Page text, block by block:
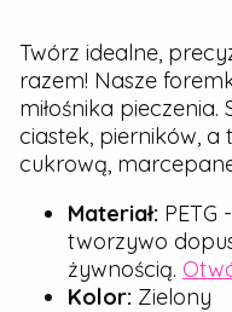
Twórz idealne,
razem! Nasze
miłośnika
ciastek, pierników,
cukrową,
Materiał: PETG
tworzywo
żywnością.
Kolor: Zielony